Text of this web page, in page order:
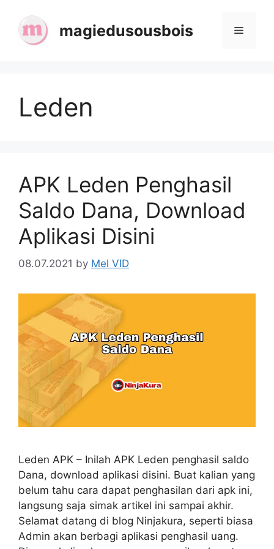
content
magiedusousbois Menu
Leden
APK Leden Penghasil
Saldo Dana, Download
Aplikasi Disini
08.07.2021 by Mel VID
Leden APK – Inilah APK Leden penghasil saldo
Dana, download aplikasi disini. Buat kalian yang
belum tahu cara dapat penghasilan dari apk ini,
langsung saja simak artikel ini sampai akhir.
Selamat datang di blog Ninjakura, seperti biasa
Admin akan berbagi aplikasi penghasil uang.